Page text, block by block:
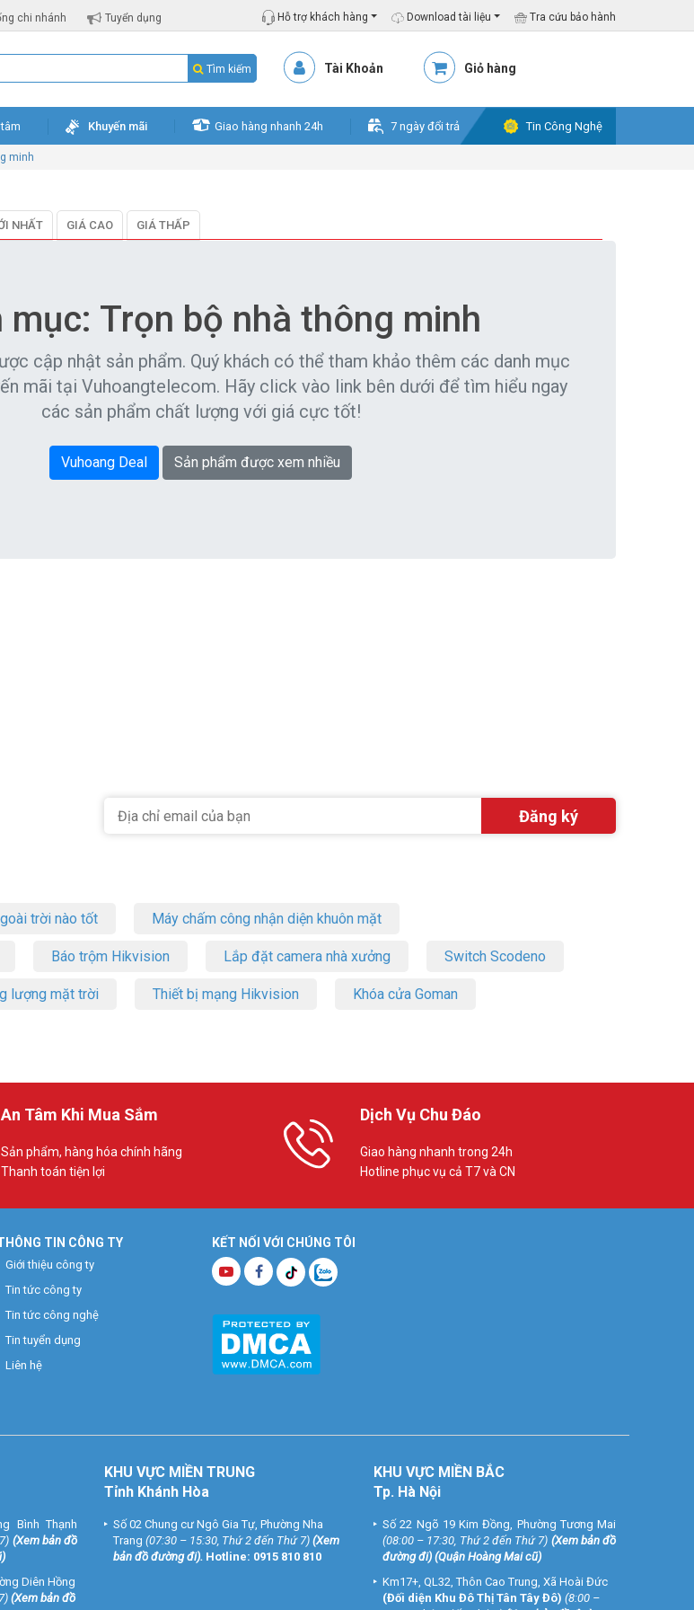
chi nhánh Tuyển dụng Hỗ trợ khách hàng Download tài liệu Tra cứu bảo hành
Tìm kiếm Tài Khoản Giỏ hàng
Khuyến mãi Giao hàng nhanh 24h 7 ngày đổi trả Tin Công Nghệ
minh
NHẤT GIÁ CAO GIÁ THẤP
mục: Trọn bộ nhà thông minh
cập nhật sản phẩm. Quý khách có thể tham khảo thêm các danh mục
mãi tại Vuhoangtelecom. Hãy click vào link bên dưới để tìm hiểu ngay
các sản phẩm chất lượng với giá cực tốt!
Vuhoang Deal Sản phẩm được xem nhiều
trời nào tốt Máy chấm công nhận diện khuôn mặt
Báo trộm Hikvision Lắp đặt camera nhà xưởng Switch Scodeno
lượng mặt trời Thiết bị mạng Hikvision Khóa cửa Goman
An Tâm Khi Mua Sắm
Sản phẩm, hàng hóa chính hãng
Thanh toán tiện lợi
Dịch Vụ Chu Đáo
Giao hàng nhanh trong 24h
Hotline phục vụ cả T7 và CN
KẾT NỐI VỚI CHÚNG TÔI
TIN CÔNG TY
Giới thiệu công ty
Tin tức công ty
Tin tức công nghệ
Tin tuyển dụng
Liên hệ
Bình Thạnh
(Xem bản đồ
Diên Hồng
(Xem bản đồ
KHU VỰC MIỀN TRUNG
Tỉnh Khánh Hòa
Số 02 Chung cư Ngô Gia Tự, Phường Nha
Trang (07:30 – 15:30, Thứ 2 đến Thứ 7) (Xem
bản đồ đường đi). Hotline: 0915 810 810
KHU VỰC MIỀN BẮC
Tp. Hà Nội
Số 22 Ngõ 19 Kim Đồng, Phường Tương Mai
(08:00 – 17:30, Thứ 2 đến Thứ 7) (Xem bản đồ
đường đi) (Quận Hoàng Mai cũ)
Km17+, QL32, Thôn Cao Trung, Xã Hoài Đức
(Đối diện Khu Đô Thị Tân Tây Đô) (8:00 –